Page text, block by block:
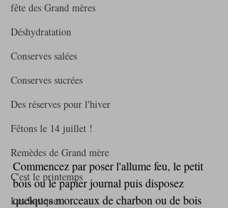
fête des Grand mères
Déshydratation
Conserves salées
Conserves sucrées
Des réserves pour l'hiver
Fêtons le 14 juillet !
Remèdes de Grand mère
C'est le printemps
Les basiques
Commencez par poser l'allume feu, le petit
bois ou le papier journal puis disposez
quelques morceaux de charbon ou de bois